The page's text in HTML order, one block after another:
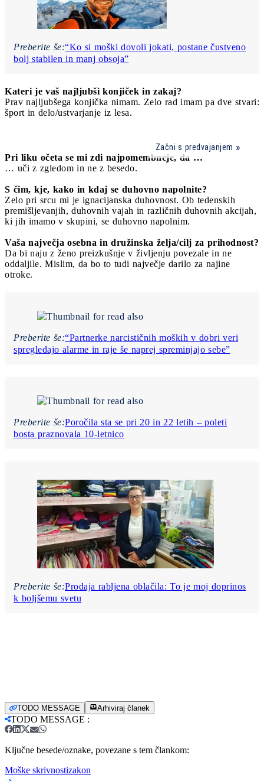
Preberite še:“Ko si moški dovoli jokati, postane čustveno
bolj stabilen in manj obsoja”
Kateri je vaš najljubši konjiček in zakaj?
Prav najljubšega konjička nimam. Zelo rad imam pa dve stvari:
šport in delo/ustvarjanje iz lesa.
Začni s predvajanjem
Pri liku očeta se mi zdi najpomembneje, da …
… uči z zgledom in ne z besedo.
S čim, kje, kako in kdaj se duhovno napolnite?
Zelo pri srcu mi je ignacijanska duhovnost. Ob tedenskih
premišljevanjih, duhovnih vajah in različnih duhovnih akcijah,
ki jih imamo v skupini, se duhovno napolnim.
Vaša največja osebna in družinska želja/cilj za prihodnost?
Da bi naju z ženo preizkušnje v življenju povezale in ne
oddaljile. Mislim, da bo to tudi največje darilo za najine
otroke.
Preberite še:“Partnerke narcističnih moških v dobri veri
spregledajo alarme in raje še naprej spreminjajo sebe”
Preberite še:Poročila sta se pri 20 in 22 letih – poleti
bosta praznovala 10-letnico
Preberite še:Prodaja rabljena oblačila: To je moj doprinos
k boljšemu svetu
TODO MESSAGE Arhiviraj članek
TODO MESSAGE :
Ključne besede/oznake, povezane s tem člankom:
Moške skrivnostizakon